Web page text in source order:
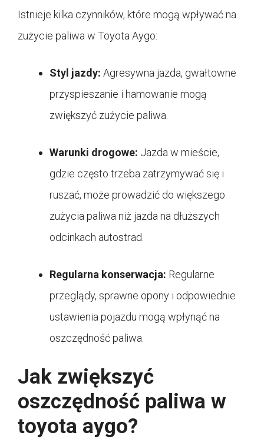
Istnieje kilka czynników, które mogą wpływać na
zużycie paliwa w Toyota Aygo:
Styl jazdy: Agresywna jazda, gwałtowne
przyspieszanie i hamowanie mogą
zwiększyć zużycie paliwa.
Warunki drogowe: Jazda w mieście,
gdzie często trzeba zatrzymywać się i
ruszać, może prowadzić do większego
zużycia paliwa niż jazda na dłuższych
odcinkach autostrad.
Regularna konserwacja: Regularne
przeglądy, sprawne opony i odpowiednie
ustawienia pojazdu mogą wpłynąć na
oszczędność paliwa.
Jak zwiększyć
oszczędność paliwa w
toyota aygo?